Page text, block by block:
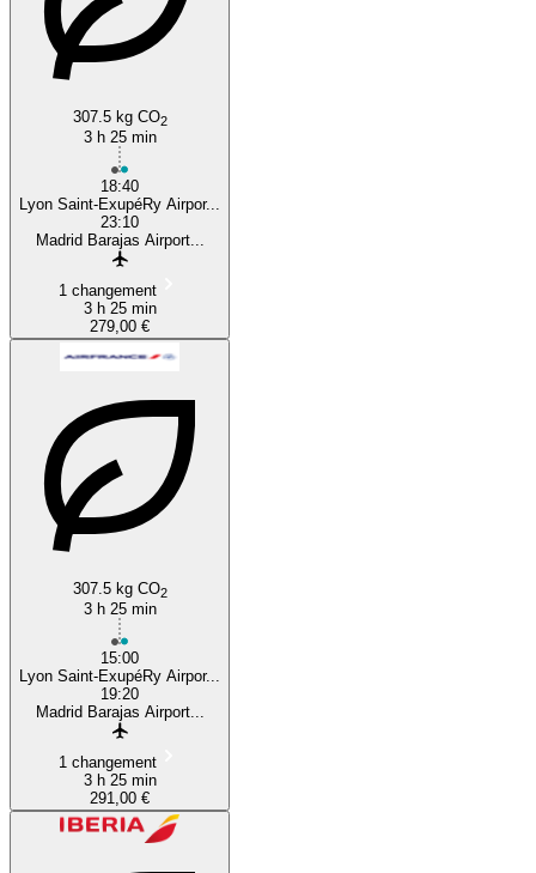
307.5 kg CO2
3 h 25 min
18:40
Lyon Saint-ExupéRy Airpor...
23:10
Madrid Barajas Airport...
1 changement
3 h 25 min
279,00 €
307.5 kg CO2
3 h 25 min
15:00
Lyon Saint-ExupéRy Airpor...
19:20
Madrid Barajas Airport...
1 changement
3 h 25 min
291,00 €